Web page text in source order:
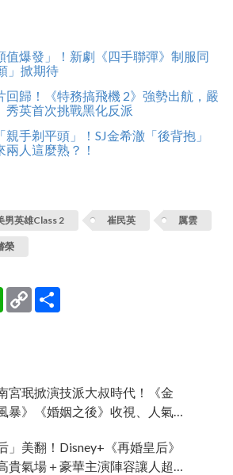
值爆發」！新劇《四手聯彈》制服同
」掀期待
回歸！《特務搞飛機 2》強勢出航，嚴
秀英首次挑戰黑化反派
手剃平頭」！SJ金希澈「後背抱」
人這麼熟？！
男英雄Class 2 崔民英 厲雲
榮
WhatsApp
Copy
Link
宮珉掀演技派大叔時代！《金
暴》《婚姻之後》收視、人氣
」美翻！Disney+《再婚皇后》
貴氣場＋豪華主演陣容讓人超